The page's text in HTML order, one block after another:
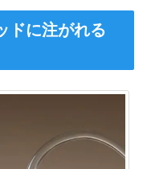
ドに注がれる